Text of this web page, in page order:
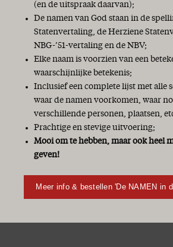
(en de uitspraak daarvan);
De namen van God staan in de
Statenvertaling, de Herziene
NBG-’51-vertaling en de NBV;
Elke naam is voorzien van een
waarschijnlijke betekenis;
Inclusief een complete lijst met alle
waar de namen voorkomen, waar
verschillende personen, plaatsen,
Prachtige en stevige uitvoering;
Mooi om te hebben, maar ook heel
geven!
Meer info & bestellen 'De NAMEN in